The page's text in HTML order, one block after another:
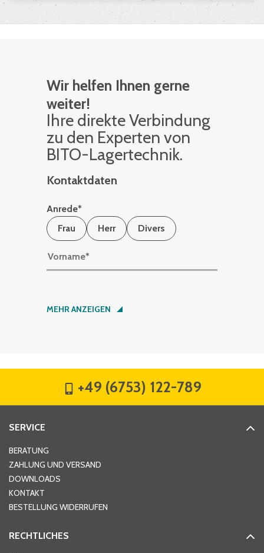
Wir helfen Ihnen gerne
weiter!
Ihre di­rek­te Ver­bin­dung
zu den Ex­per­ten von
BITO-La­ger­tech­nik.
Kontaktdaten
Anrede*
Frau
Herr Divers
Vorname*
Nachname*
Hausnummer
Ort*
MEHR ANZEIGEN
+49 (6753) 122-789
SERVICE
BERATUNG
ZAHLUNG UND VERSAND
DOWNLOADS
KONTAKT
BESTELLUNG WIDERRUFEN
RECHTLICHES